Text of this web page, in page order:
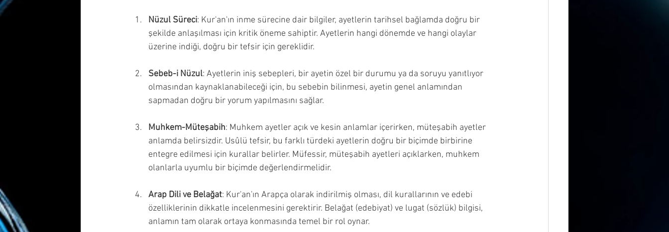
Nüzul Süreci: Kur'an'ın inme sürecine dair bilgiler, ayetlerin tarihsel bağlamda doğru bir
şekilde anlaşılması için kritik öneme sahiptir. Ayetlerin hangi dönemde ve hangi olaylar
üzerine indiği, doğru bir tefsir için gereklidir.
Sebeb-i Nüzul: Ayetlerin iniş sebepleri, bir ayetin özel bir durumu ya da soruyu yanıtlıyor
olmasından kaynaklanabileceği için, bu sebebin bilinmesi, ayetin genel anlamından
sapmadan doğru bir yorum yapılmasını sağlar.
Muhkem-Müteşabih: Muhkem ayetler açık ve kesin anlamlar içerirken, müteşabih ayetler
anlamda belirsizdir. Usûlü tefsir, bu farklı türdeki ayetlerin doğru bir biçimde birbirine
entegre edilmesi için kurallar belirler. Müfessir, müteşabih ayetleri açıklarken, muhkem
olanlarla uyumlu bir biçimde değerlendirmelidir.
Arap Dili ve Belağat: Kur'an'ın Arapça olarak indirilmiş olması, dil kurallarının ve edebi
özelliklerinin dikkatle incelenmesini gerektirir. Belağat (edebiyat) ve lugat (sözlük) bilgisi,
anlamın tam olarak ortaya konmasında temel bir rol oynar.